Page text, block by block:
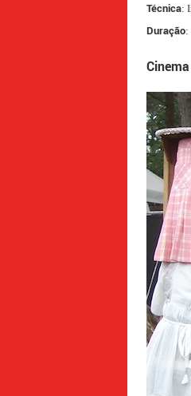
Técnica:
Duração: